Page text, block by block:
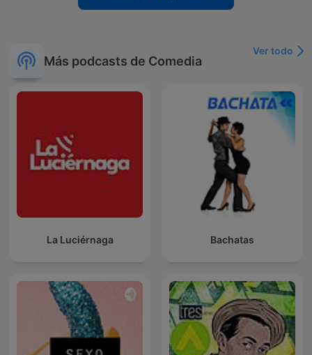
Más podcasts de Comedia
Ver todo
La Luciérnaga Bachatas